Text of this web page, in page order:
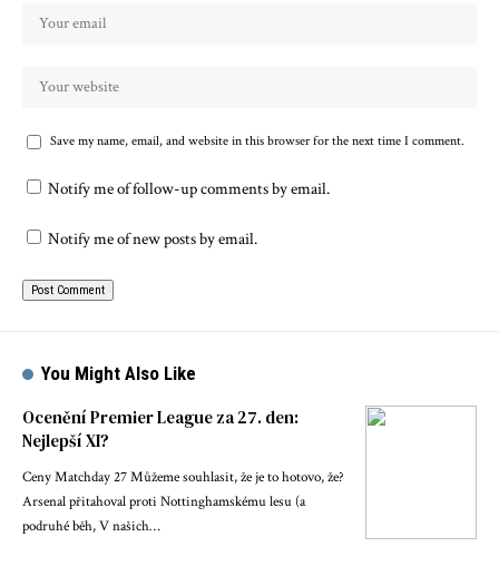
Save my name, email, and website in this browser for the next time I comment.
Notify me of follow-up comments by email.
Notify me of new posts by email.
You Might Also Like
Ocenění Premier League za 27. den:
Nejlepší XI?
Ceny Matchday 27 Můžeme souhlasit, že je to hotovo, že?
Arsenal přitahoval proti Nottinghamskému lesu (a
podruhé běh, V našich…